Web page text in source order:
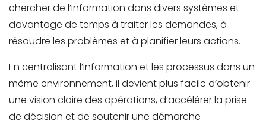
chercher de l’information dans divers systèmes et
davantage de temps à traiter les demandes, à
résoudre les problèmes et à planifier leurs actions.
En centralisant l’information et les processus dans un
même environnement, il devient plus facile d’obtenir
une vision claire des opérations, d’accélérer la prise
de décision et de soutenir une démarche